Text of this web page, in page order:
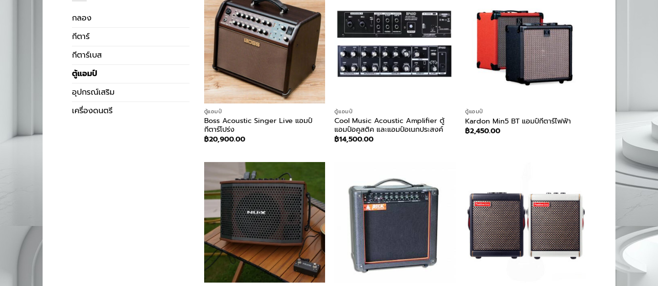
กลอง
กีตาร์
กีตาร์เบส
ตู้แอมป์
อุปกรณ์เสริม
เครื่องดนตรี
ตู้แอมป์
Boss Acoustic Singer Live แอมป์
กีตาร์โปร่ง
฿20,900.00
ตู้แอมป์
Cool Music Acoustic Amplifier ตู้
แอมป์อคูสติค และแอมป์อเนกประสงค์
฿14,500.00
ตู้แอมป์
Kardon Min5 BT แอมป์กีตาร์ไฟฟ้า
฿2,450.00